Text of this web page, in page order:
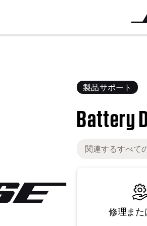
製品サポート
Battery
修理また